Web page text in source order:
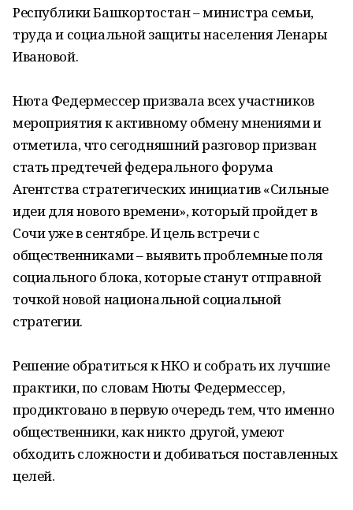
Республики Башкортостан – министра семьи,
труда и социальной защиты населения Ленары
Ивановой.
Нюта Федермессер призвала всех участников
мероприятия к активному обмену мнениями и
отметила, что сегодняшний разговор призван
стать предтечей федерального форума
Агентства стратегических инициатив «Сильные
идеи для нового времени», который пройдет в
Сочи уже в сентябре. И цель встречи с
общественниками – выявить проблемные поля
социального блока, которые станут отправной
точкой новой национальной социальной
стратегии.
Решение обратиться к НКО и собрать их лучшие
практики, по словам Нюты Федермессер,
продиктовано в первую очередь тем, что именно
общественники, как никто другой, умеют
обходить сложности и добиваться поставленных
целей.